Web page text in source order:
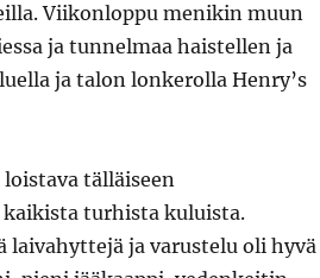
Viikonloppu menikin muun
ja tunnelmaa haistellen ja
ja talon lonkerolla Henry’s
tälläiseen
turhista kuluista.
ja varustelu oli hyvä